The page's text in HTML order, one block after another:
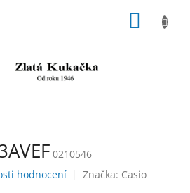
0210546
hodnocení Značka: Casio